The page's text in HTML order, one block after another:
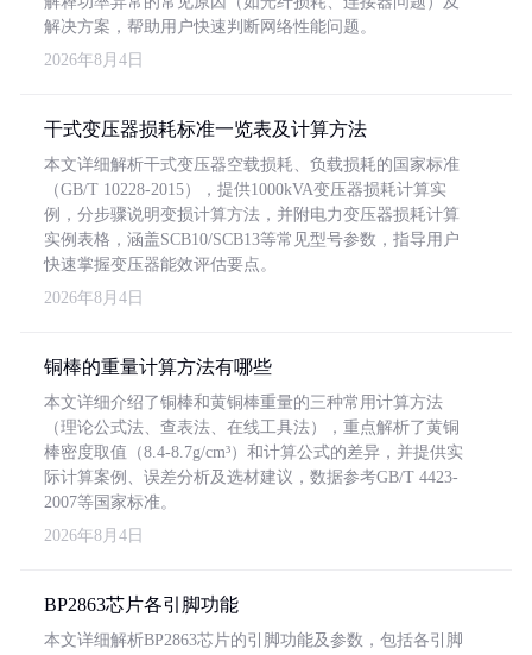
解决方案，帮助用户快速判断网络性能问题。
2026年8月4日
干式变压器损耗标准一览表及计算方法
本文详细解析干式变压器空载损耗、负载损耗的国家标准
（GB/T 10228-2015），提供1000kVA变压器损耗计算实
例，分步骤说明变损计算方法，并附电力变压器损耗计算
实例表格，涵盖SCB10/SCB13等常见型号参数，指导用户
快速掌握变压器能效评估要点。
2026年8月4日
铜棒的重量计算方法有哪些
本文详细介绍了铜棒和黄铜棒重量的三种常用计算方法
（理论公式法、查表法、在线工具法），重点解析了黄铜
棒密度取值（8.4-8.7g/cm³）和计算公式的差异，并提供实
际计算案例、误差分析及选材建议，数据参考GB/T 4423-
2007等国家标准。
2026年8月4日
BP2863芯片各引脚功能
本文详细解析BP2863芯片的引脚功能及参数，包括各引脚